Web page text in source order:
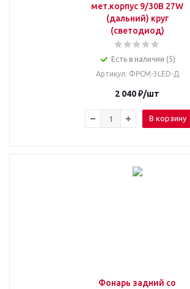
мет.корпус 9/30В 27W
(дальний) круг
(светодиод)
Есть в наличии (5)
Артикул: ФРСМ-3LED-Д
2 040₽/шт
В корзину
Фонарь задний со